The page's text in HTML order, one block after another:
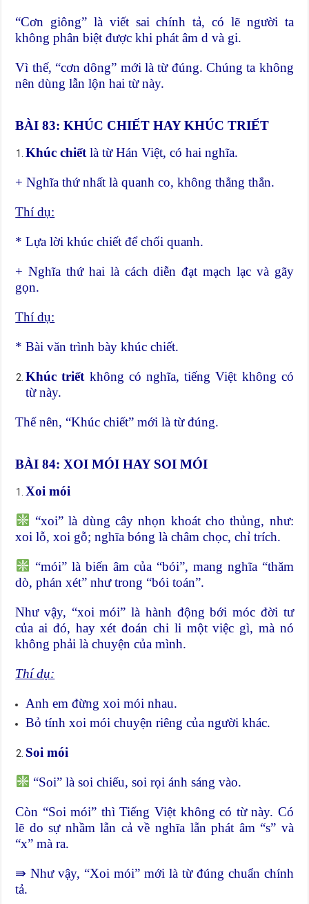
“Cơn giông” là viết sai chính tả, có lẽ người ta
không phân biệt được khi phát âm d và gi.
Vì thế, “cơn dông” mới là từ đúng. Chúng ta không
nên dùng lẫn lộn hai từ này.
BÀI 83: KHÚC CHIẾT HAY KHÚC TRIẾT
Khúc chiếtlà từ Hán Việt, có hai nghĩa.
+ Nghĩa thứ nhất là quanh co, không thẳng thắn.
Thí dụ:
* Lựa lời khúc chiết để chối quanh.
+ Nghĩa thứ hai là cách diễn đạt mạch lạc và gãy
gọn.
Thí dụ:
* Bài văn trình bày khúc chiết.
Khúc triết không có nghĩa, tiếng Việt không có
từ này.
Thế nên, “Khúc chiết” mới là từ đúng.
BÀI 84: XOI MÓI HAY SOI MÓI
Xoi mói
“xoi” là dùng cây nhọn khoát cho thủng, như:
xoi lỗ, xoi gỗ; nghĩa bóng là châm chọc, chỉ trích.
“mói” là biến âm của “bói”, mang nghĩa “thăm
dò, phán xét” như trong “bói toán”.
Như vậy, “xoi mói” là hành động bới móc đời tư
của ai đó, hay xét đoán chi li một việc gì, mà nó
không phải là chuyện của mình.
Thí dụ:
Anh em đừng xoi mói nhau.
Bỏ tính xoi mói chuyện riêng của người khác.
Soi mói
“Soi” là soi chiếu, soi rọi ánh sáng vào.
Còn “Soi mói” thì Tiếng Việt không có từ này. Có
lẽ do sự nhầm lẫn cả về nghĩa lẫn phát âm “s” và
“x” mà ra.
⇛ Như vậy, “Xoi mói” mới là từ đúng chuẩn chính
tả.